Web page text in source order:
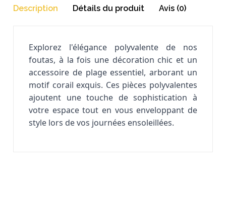
Description Détails du produit Avis (0)
Explorez l'élégance polyvalente de nos
foutas, à la fois une décoration chic et un
accessoire de plage essentiel, arborant un
motif corail exquis. Ces pièces polyvalentes
ajoutent une touche de sophistication à
votre espace tout en vous enveloppant de
style lors de vos journées ensoleillées.